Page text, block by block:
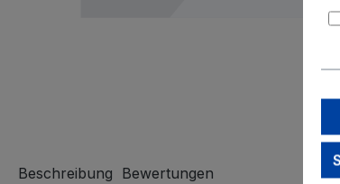
Beschreibung Bewertungen